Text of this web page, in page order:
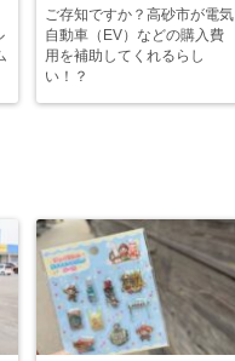
ご存知ですか？高砂市が電気
自動車（EV）などの購入費
用を補助してくれるらし
い！？